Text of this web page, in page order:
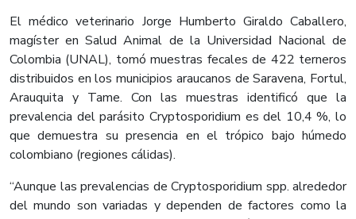
El médico veterinario Jorge Humberto Giraldo Caballero,
magíster en Salud Animal de la Universidad Nacional de
Colombia (UNAL), tomó muestras fecales de 422 terneros
distribuidos en los municipios araucanos de Saravena, Fortul,
Arauquita y Tame. Con las muestras identificó que la
prevalencia del parásito Cryptosporidium es del 10,4 %, lo
que demuestra su presencia en el trópico bajo húmedo
colombiano (regiones cálidas).
“Aunque las prevalencias de Cryptosporidium spp. alrededor
del mundo son variadas y dependen de factores como la